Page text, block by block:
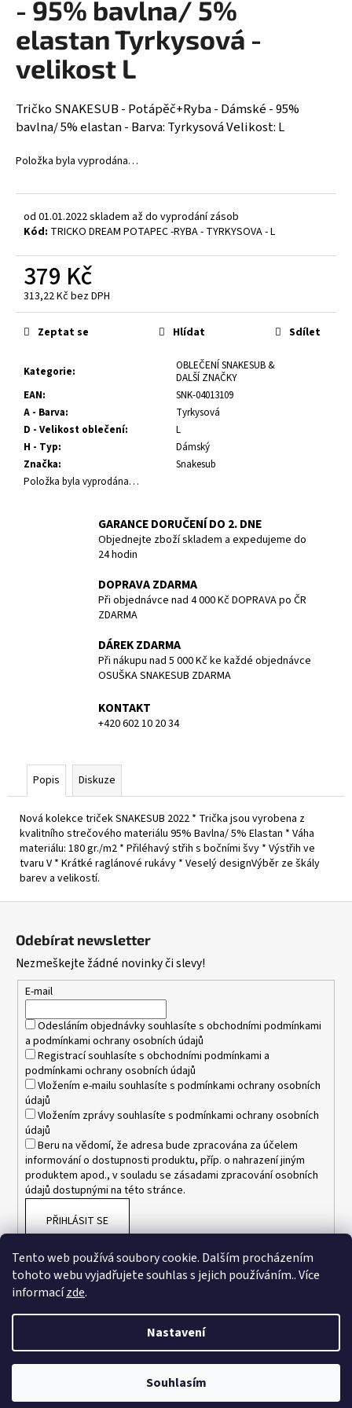
Tento web používá soubory cookie. Dalším procházením
tohoto webu vyjadřujete souhlas s jejich používáním.. Více
informacízde.
Nastavení
Souhlasím
- 95% bavlna/ 5%
elastan Tyrkysová -
velikost L
Tričko SNAKESUB - Potápěč+Ryba - Dámské - 95%
bavlna/ 5% elastan - Barva: Tyrkysová Velikost: L
Položka byla vyprodána…
od 01.01.2022 skladem až do vyprodání zásob
Kód: TRICKO DREAM POTAPEC -RYBA - TYRKYSOVA - L
379 Kč
313,22 Kč bez DPH
Měrná
cena:
Kategorie:
OBLEČENÍ SNAKESUB &
DALŠÍ ZNAČKY
EAN:
SNK-04013109
A - Barva:
Tyrkysová
D - Velikost oblečení:
L
H - Typ:
Dámský
Značka:
Snakesub
Položka byla vyprodána…
Zeptat se Hlídat Sdílet
GARANCE DORUČENÍ DO 2. DNE
Objednejte zboží skladem a expedujeme do
24 hodin
DOPRAVA ZDARMA
Při objednávce nad 4 000 Kč DOPRAVA po ČR
ZDARMA
DÁREK ZDARMA
Při nákupu nad 5 000 Kč ke každé objednávce
OSUŠKA SNAKESUB ZDARMA
KONTAKT
+420 602 10 20 34
Popis Diskuze
Nová kolekce triček SNAKESUB 2022 * Trička jsou vyrobena z
kvalitního strečového materiálu 95% Bavlna/ 5% Elastan * Váha
materiálu: 180 gr./m2 * Přiléhavý střih s bočními švy * Výstřih ve
tvaru V * Krátké raglánové rukávy * Veselý designVýběr ze škály
barev a velikostí.
a
j
í
t
?
D
p
o
u
u
m
BATERIE
Odebírat newsletter
Nezmeškejte žádné novinky či slevy!
E-mail
Odesláním objednávky souhlasíte s obchodními podmínkami
a podmínkami ochrany osobních údajů
Registrací souhlasíte s obchodními podmínkami a
podmínkami ochrany osobních údajů
Vložením e-mailu souhlasíte s podmínkami ochrany osobních
údajů
Vložením zprávy souhlasíte s podmínkami ochrany osobních
údajů
Beru na vědomí, že adresa bude zpracována za účelem
informování o dostupnosti produktu, příp. o nahrazení jiným
produktem apod., v souladu se zásadami zpracování osobních
údajů dostupnými na této stránce.
PŘIHLÁSIT SE
Vytvořil Shoptet
www.esnakesub.cz. Všechna práva vyhrazena.